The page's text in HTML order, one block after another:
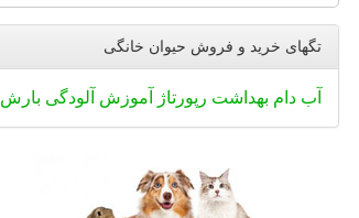
تگهای خرید و فروش حیوان خانگی
آب دام بهداشت رپورتاژ آموزش آلودگی بارش